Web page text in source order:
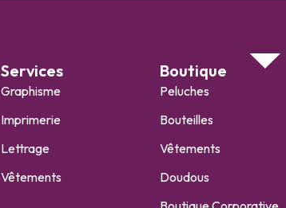
Services
Graphisme
Imprimerie
Lettrage
Vêtements
Boutique
Peluches
Bouteilles
Vêtements
Doudous